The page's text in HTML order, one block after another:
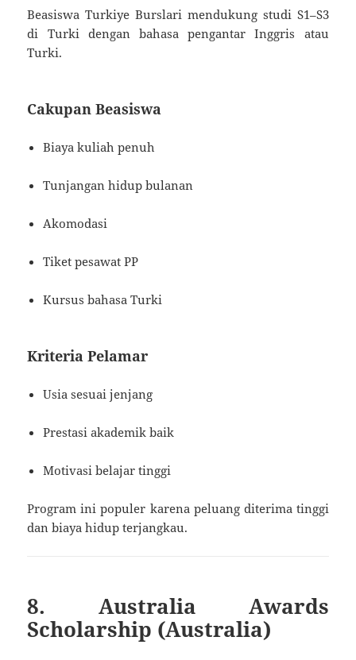
Beasiswa Turkiye Burslari mendukung studi S1–S3
di Turki dengan bahasa pengantar Inggris atau
Turki.
Cakupan Beasiswa
Biaya kuliah penuh
Tunjangan hidup bulanan
Akomodasi
Tiket pesawat PP
Kursus bahasa Turki
Kriteria Pelamar
Usia sesuai jenjang
Prestasi akademik baik
Motivasi belajar tinggi
Program ini populer karena peluang diterima tinggi
dan biaya hidup terjangkau.
8. Australia Awards
Scholarship (Australia)